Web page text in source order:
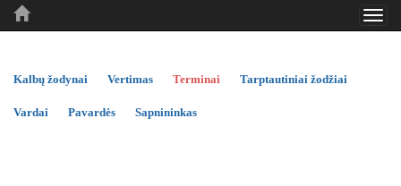
..
..
Kalbų žodynai Vertimas Terminai Tarptautiniai žodžiai
Vardai Pavardės Sapnininkas